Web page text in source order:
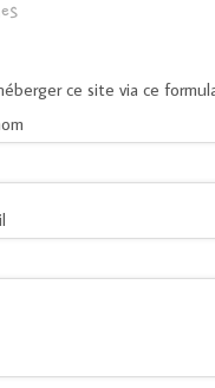
ce site via ce